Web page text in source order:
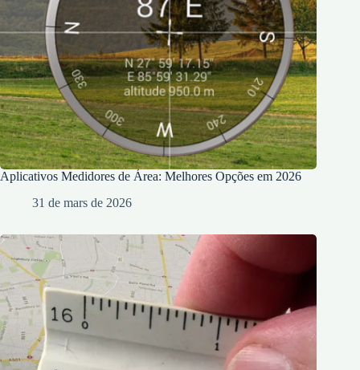
Aplicativos Medidores de Área: Melhores Opções em 2026
31 de mars de 2026